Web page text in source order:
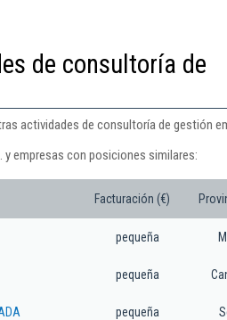
de consultoría de
actividades de consultoría de gestión
empresas con posiciones similares:
Facturación (€)
pequeña
pequeña
pequeña